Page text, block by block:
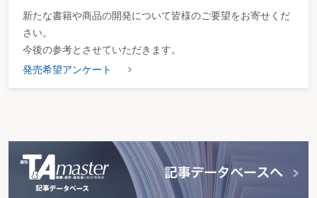
新たな書籍や商品の開発について皆様のご要望をお寄せくだ
さい。
今後の参考とさせていただきます。
発売希望アンケート